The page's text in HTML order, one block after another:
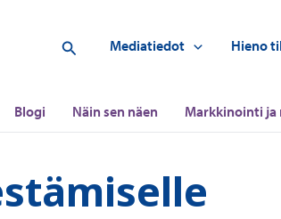
Hae Mediatiedot Hieno
Blogi Näin sen näen Markkinointi ja